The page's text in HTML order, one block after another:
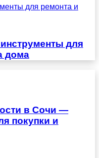
для ремонта и
для
дома
в Сочи —
покупки и